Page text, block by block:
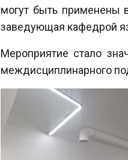
могут быть применены
заведующая кафедрой
Мероприятие стало
междисциплинарного